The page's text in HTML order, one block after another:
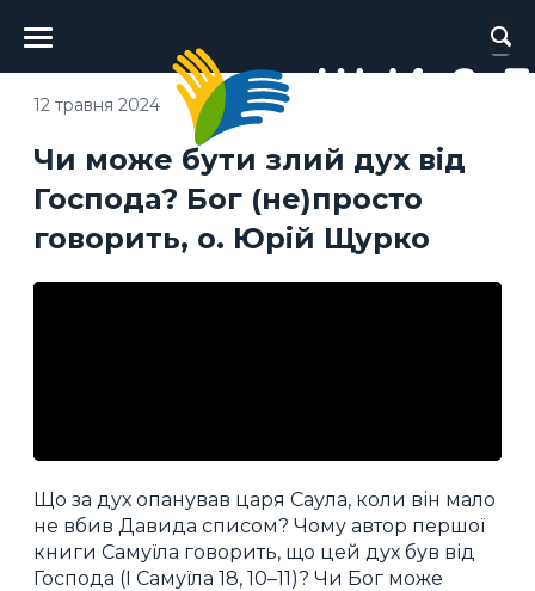
Головне
меню
Чи може бути злий дух від
Господа? Бог (не)просто
говорить, о. Юрій Щурко
12 травня 2024
Що за дух опанував царя Саула, коли він мало
не вбив Давида списом? Чому автор першої
книги Самуїла говорить, що цей дух був від
Господа (І Самуїла 18, 10–11)? Чи Бог може